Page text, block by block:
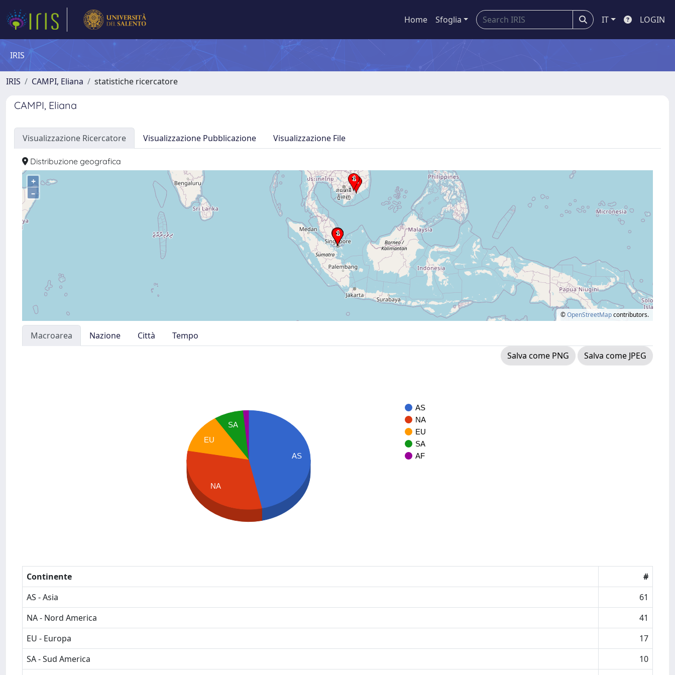
Home Sfoglia IT LOGIN
IRIS
IRIS CAMPI, Eliana statistiche ricercatore
CAMPI, Eliana
Visualizzazione Ricercatore Visualizzazione Pubblicazione Visualizzazione File
Distribuzione geografica
+
–
©OpenStreetMapcontributors.
Macroarea Nazione Città
Tempo
Salva come PNG
Salva come JPEG
AS
NA
EU
SA
AF
AS
SA
EU
NA
Continente
#
AS - Asia
61
NA - Nord America
41
EU - Europa
17
SA - Sud America
10